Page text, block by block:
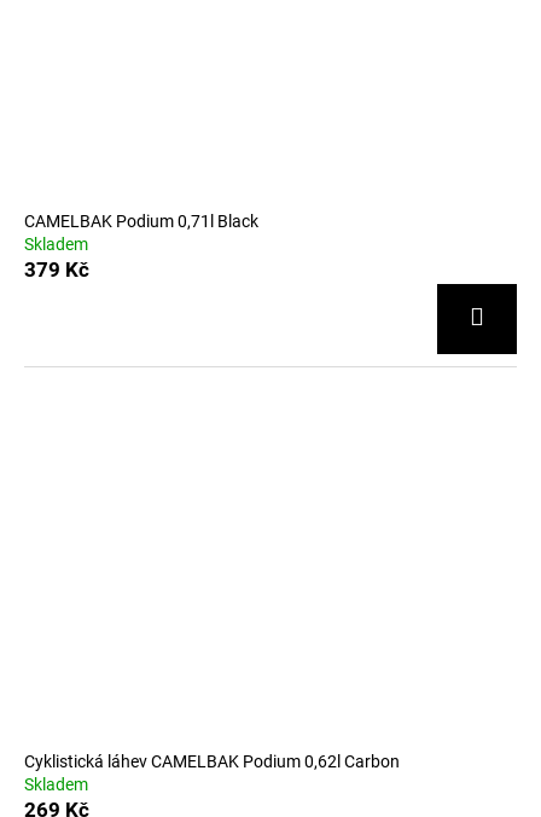
CAMELBAK Podium 0,71l Black
Skladem
379 Kč
Cyklistická láhev CAMELBAK Podium 0,62l Carbon
Skladem
269 Kč